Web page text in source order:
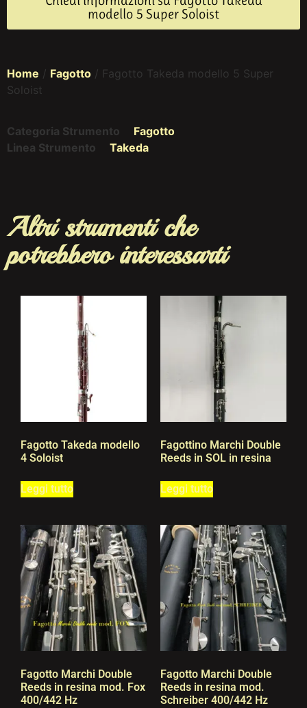
modello 5 Super Soloist
Home / Fagotto / Fagotto Takeda modello 5 Super
Soloist
Categoria Strumento
Fagotto
Linea Strumento
Takeda
Altri strumenti che
potrebbero interessarti
Fagotto Takeda modello
4 Soloist
Leggi tutto
Fagottino Marchi Double
Reeds in SOL in resina
Leggi tutto
Fagotto Marchi Double
Reeds in resina mod. Fox
400/442 Hz
Fagotto Marchi Double
Reeds in resina mod.
Schreiber 400/442 Hz